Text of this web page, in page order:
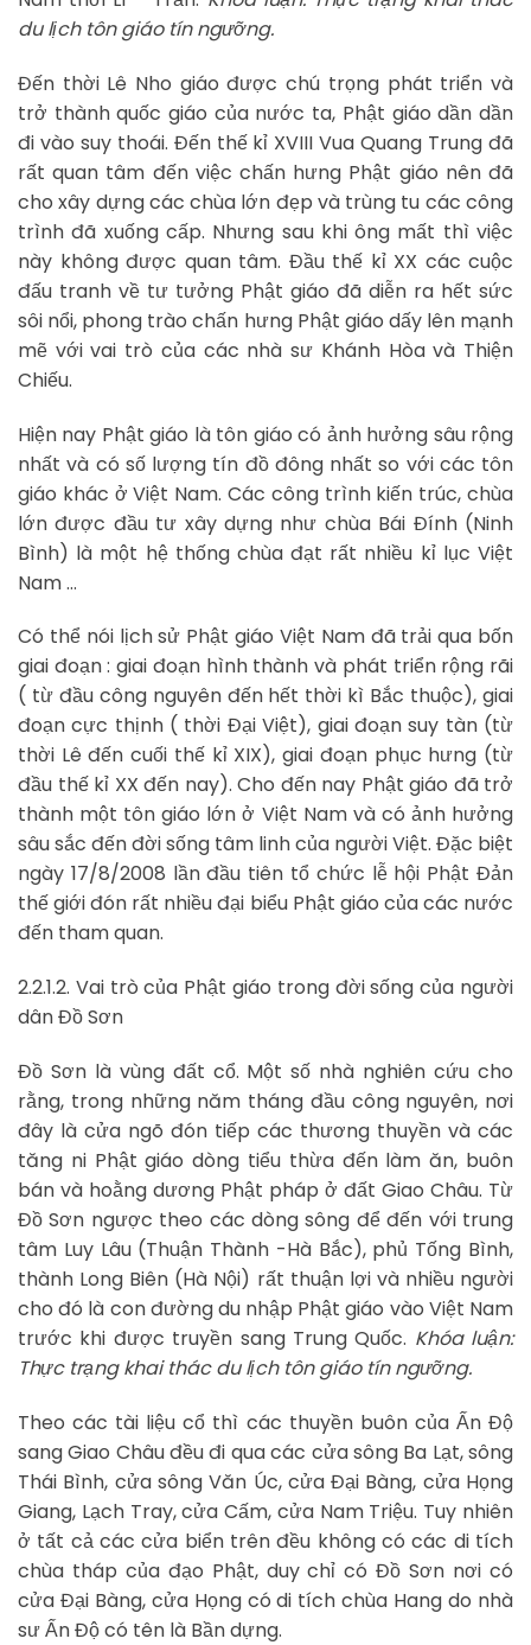
du lịch tôn giáo tín ngưỡng.
Đến thời Lê Nho giáo được chú trọng phát triển và
trở thành quốc giáo của nước ta, Phật giáo dần dần
đi vào suy thoái. Đến thế kỉ XVIII Vua Quang Trung đã
rất quan tâm đến việc chấn hưng Phật giáo nên đã
cho xây dựng các chùa lớn đẹp và trùng tu các công
trình đã xuống cấp. Nhưng sau khi ông mất thì việc
này không được quan tâm. Đầu thế kỉ XX các cuộc
đấu tranh về tư tưởng Phật giáo đã diễn ra hết sức
sôi nổi, phong trào chấn hưng Phật giáo dấy lên mạnh
mẽ với vai trò của các nhà sư Khánh Hòa và Thiện
Chiếu.
Hiện nay Phật giáo là tôn giáo có ảnh hưởng sâu rộng
nhất và có số lượng tín đồ đông nhất so với các tôn
giáo khác ở Việt Nam. Các công trình kiến trúc, chùa
lớn được đầu tư xây dựng như chùa Bái Đính (Ninh
Bình) là một hệ thống chùa đạt rất nhiều kỉ lục Việt
Nam …
Có thể nói lịch sử Phật giáo Việt Nam đã trải qua bốn
giai đoạn : giai đoạn hình thành và phát triển rộng rãi
( từ đầu công nguyên đến hết thời kì Bắc thuộc), giai
đoạn cực thịnh ( thời Đại Việt), giai đoạn suy tàn (từ
thời Lê đến cuối thế kỉ XIX), giai đoạn phục hưng (từ
đầu thế kỉ XX đến nay). Cho đến nay Phật giáo đã trở
thành một tôn giáo lớn ở Việt Nam và có ảnh hưởng
sâu sắc đến đời sống tâm linh của người Việt. Đặc biệt
ngày 17/8/2008 lần đầu tiên tổ chức lễ hội Phật Đản
thế giới đón rất nhiều đại biểu Phật giáo của các nước
đến tham quan.
2.2.1.2. Vai trò của Phật giáo trong đời sống của người
dân Đồ Sơn
Đồ Sơn là vùng đất cổ. Một số nhà nghiên cứu cho
rằng, trong những năm tháng đầu công nguyên, nơi
đây là cửa ngõ đón tiếp các thương thuyền và các
tăng ni Phật giáo dòng tiểu thừa đến làm ăn, buôn
bán và hoằng dương Phật pháp ở đất Giao Châu. Từ
Đồ Sơn ngược theo các dòng sông để đến với trung
tâm Luy Lâu (Thuận Thành -Hà Bắc), phủ Tống Bình,
thành Long Biên (Hà Nội) rất thuận lợi và nhiều người
cho đó là con đường du nhập Phật giáo vào Việt Nam
trước khi được truyền sang Trung Quốc. Khóa luận:
Thực trạng khai thác du lịch tôn giáo tín ngưỡng.
Theo các tài liệu cổ thì các thuyền buôn của Ấn Độ
sang Giao Châu đều đi qua các cửa sông Ba Lạt, sông
Thái Bình, cửa sông Văn Úc, cửa Đại Bàng, cửa Họng
Giang, Lạch Tray, cửa Cấm, cửa Nam Triệu. Tuy nhiên
ở tất cả các cửa biển trên đều không có các di tích
chùa tháp của đạo Phật, duy chỉ có Đồ Sơn nơi có
cửa Đại Bàng, cửa Họng có di tích chùa Hang do nhà
sư Ấn Độ có tên là Bần dựng.